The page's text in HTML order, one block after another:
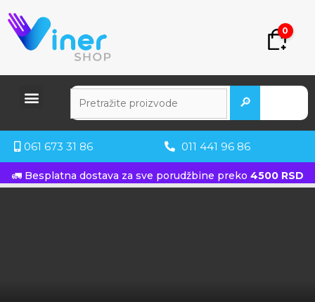
0
🔎
061 673 31 86 011 441 96 86
🚛 Besplatna dostava za sve porudžbine preko 4500 RSD